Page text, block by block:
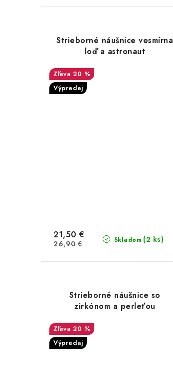
Strieborné náušnice vesmírna
loď a astronaut
20 %
Výpredaj
Skladom (2 ks)
21,50 €
26,90 €
Strieborné náušnice so
zirkónom a perleťou
20 %
Výpredaj